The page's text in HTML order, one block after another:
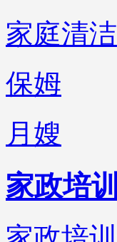
家庭清洁
保姆
月嫂
家政培训